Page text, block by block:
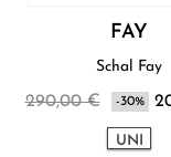
FAY
Schal Fay
290,00 € -30%
UNI